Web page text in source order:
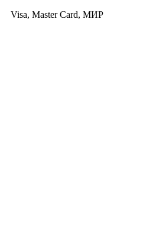
Visa, Master Card, МИР